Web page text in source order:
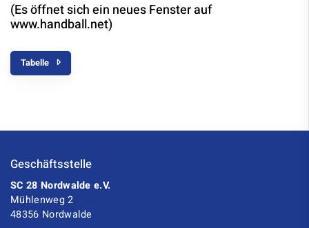
(Es öffnet sich ein neues Fenster auf
www.handball.net)
Tabelle
Geschäftsstelle
SC 28 Nordwalde e.V.
Mühlenweg 2
48356 Nordwalde